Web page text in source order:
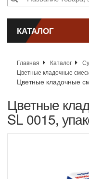
КАТАЛОГ
Главная Каталог
Цветные кладочные
Цветные кладочные
Цветные
SL 0015,